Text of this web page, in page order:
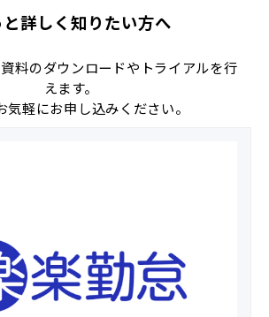
詳しく知りたい方へ
料のダウンロードやトライアルを行
えます。
気軽にお申し込みください。